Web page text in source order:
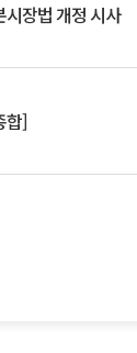
장법 개정 시사
합]